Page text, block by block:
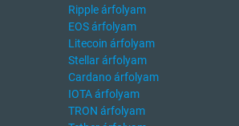
Ripple árfolyam
EOS árfolyam
Litecoin árfolyam
Stellar árfolyam
Cardano árfolyam
IOTA árfolyam
TRON árfolyam